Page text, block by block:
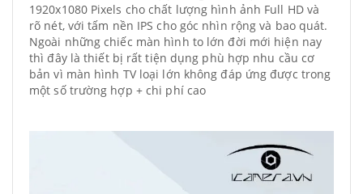
1920x1080 Pixels cho chất lượng hình ảnh Full HD và
rõ nét, với tấm nền IPS cho góc nhìn rộng và bao quát.
Ngoài những chiếc màn hình to lớn đời mới hiện nay
thì đây là thiết bị rất tiện dụng phù hợp nhu cầu cơ
bản vì màn hình TV loại lớn không đáp ứng được trong
một số trường hợp + chi phí cao